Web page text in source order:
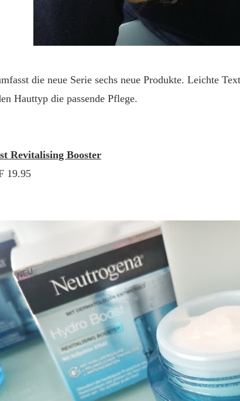
die neue Serie sechs neue Produkte. Leichte
Hauttyp die passende Pflege.
Revitalising Booster
19.95